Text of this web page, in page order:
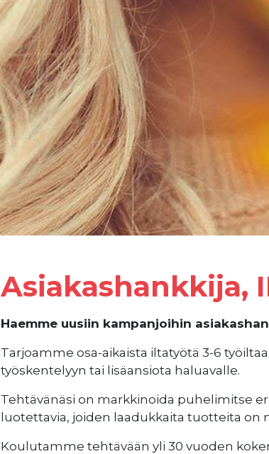
Asiakashankkija,
Haemme uusiin kampanjoihin
Tarjoamme osa-aikaista iltatyötä 3-6
työskentelyyn tai lisäansiota haluavalle.
Tehtävänäsi on markkinoida puhelimitse
luotettavia, joiden laadukkaita tuotteita on
Koulutamme tehtävään yli 30 vuoden